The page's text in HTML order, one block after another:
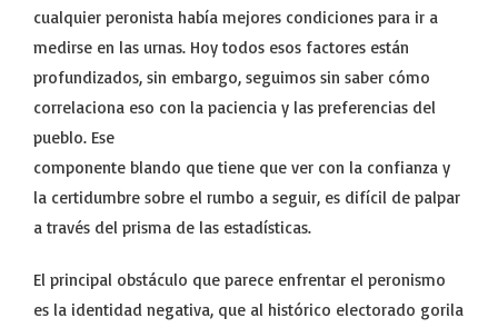
cualquier peronista había mejores condiciones para ir a
medirse en las urnas. Hoy todos esos factores están
profundizados, sin embargo, seguimos sin saber cómo
correlaciona eso con la paciencia y las preferencias del
pueblo. Ese
componente blando que tiene que ver con la confianza y
la certidumbre sobre el rumbo a seguir, es difícil de palpar
a través del prisma de las estadísticas.
El principal obstáculo que parece enfrentar el peronismo
es la identidad negativa, que al histórico electorado gorila